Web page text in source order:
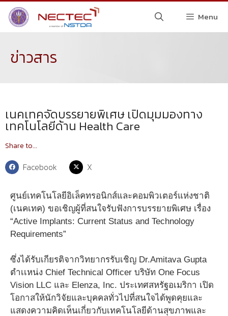
Menu
ข่าวสาร
เนคเทคจัดบรรยายพิเศษ เปิดมุมมองทาง
เทคโนโลยีด้าน Health Care
Share to...
Facebook X
ศูนย์เทคโนโลยีอิเล็คทรอนิกส์และคอมพิวเตอร์แห่งชาติ
(เนคเทค) ขอเชิญผู้ที่สนใจรับฟังการบรรยายพิเศษ เรื่อง
“Active Implants: Current Status and Technology
Requirements”
ซึ่งได้รับเกียรติจากวิทยากรรับเชิญ Dr.Amitava Gupta
ตำเเหน่ง Chief Technical Officer บริษัท One Focus
Vision LLC และ Elenza, Inc. ประเทศสหรัฐอเมริกา เปิด
โอกาสให้นักวิจัยและบุคคลทั่วไปที่สนใจได้พูดคุยและ
แสดงความคิดเห็นเกี่ยวกับเทคโนโลยีด้านสุขภาพและ